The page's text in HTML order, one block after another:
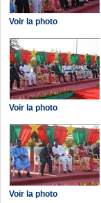
Voir la photo
Voir la photo
Voir la photo